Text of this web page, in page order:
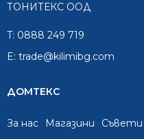
ТОНИТЕКС ООД
T: 0888 249 719
E: trade@kilimibg.com
ДОМТЕКС
За нас Mагазини Съвети